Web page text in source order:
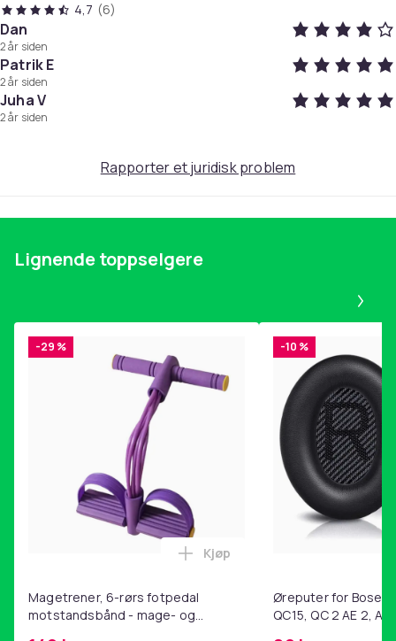
44452d6f-753c-44ab-a15f-a636609d967b
Produktsikkerhetsinformasjon
4,7 (6)
Dan
2 år siden
Patrik E
2 år siden
Juha V
2 år siden
Rapporter et juridisk problem
Lignende toppselgere
-29 %
Magetrener, 6-rørs fotpedal
motstandsbånd - mage- og
Legg Magetrener, 6-rørs
Kjøp
-10 %
Øreputer for Bose
QC15, QC 2 AE 2, AE